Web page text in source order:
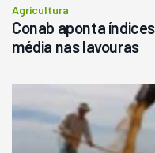
Agricultura
Conab aponta
média nas lavouras